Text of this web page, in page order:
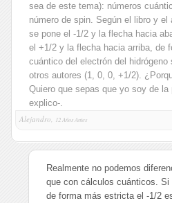
sea de este tema): números
número de spin. Según el libro y
se pone el -1/2 y la flecha hacia
el +1/2 y la flecha hacia arriba, de
cuántico del electrón del
otros autores (1, 0, 0, +1/2).
Quiero que sepas que yo soy de
explico-.
Alejandro,
12 Años Antes
Realmente no podemos
que con cálculos cuánticos.
de forma más estricta el -1/2